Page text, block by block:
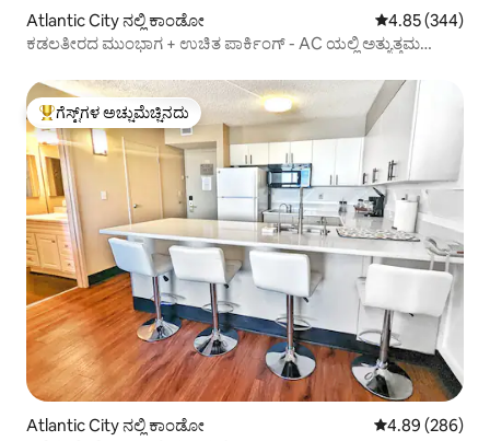
Atlantic City ನಲ್ಲಿ ಕಾಂಡೋ 5 ರಲ್ಲಿ 4.85
4.85 (344)
ಕಡಲತೀರದ ಮುಂಭಾಗ + ಉಚಿತ ಪಾರ್ಕಿಂಗ್ - AC ಯಲ್ಲಿ ಅತ್ಯುತ್ತಮ
ಗೆಸ್ಟ್‌ಗಳಿಗೆ ಅತಿ ಹೆಚ್ಚು ಅಚ್ಚುಮೆಚ್ಚಿನದು
ಗೆಸ್ಟ್‌ಗಳ ಅಚ್ಚುಮೆಚ್ಚಿನದು
Atlantic City ನಲ್ಲಿ ಕಾಂಡೋ 5 ರಲ್ಲಿ 4.89
4.89 (286)